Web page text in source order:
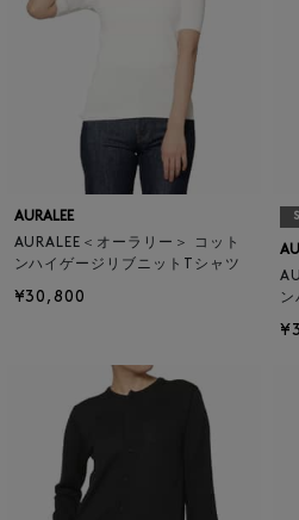
AURALEE
AURALEE＜オーラリー＞ コット
ンハイゲージリブニットTシャツ
¥30,800